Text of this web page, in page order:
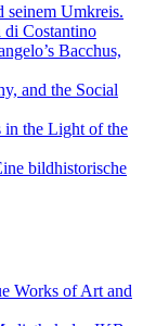
seinem Umkreis.
di Costantino
Bacchus,
and the Social
in the Light of the
bildhistorische
Works of Art and